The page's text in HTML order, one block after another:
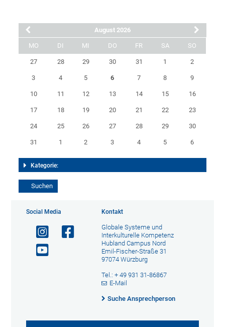
August 2026
MO DI MI DO FR SA SO
27 28 29 30 31 1 2
3 4 5 6 7 8 9
10 11 12 13 14 15 16
17 18 19 20 21 22 23
24 25 26 27 28 29 30
31 1 2 3 4 5 6
Kategorie:
Social Media Kontakt
Globale Systeme und
Interkulturelle Kompetenz
Hubland Campus Nord
Emil-Fischer-Straße 31
97074 Würzburg
Tel.: + 49 931 31-86867
E-Mail
Suche Ansprechperson